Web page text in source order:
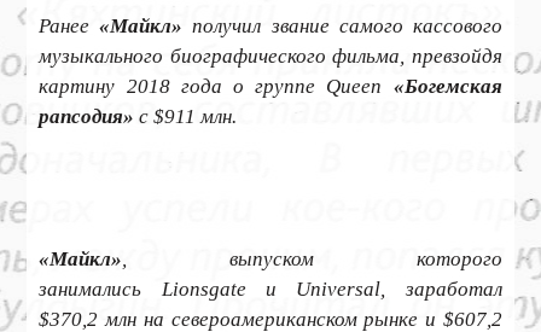
Ранее «Майкл» получил звание самого кассового
музыкального биографического фильма, превзойдя
картину 2018 года о группе Queen «Богемская
рапсодия»с $911 млн.
«Майкл» , выпуском которого
занимались Lionsgate и Universal, заработал
$370,2 млн на североамериканском рынке и $607,2